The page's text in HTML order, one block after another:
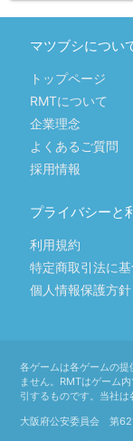
マツブシについ
トップページ
RMTについて
企業理念
よくあるご質問
採用情報
プライバシーと
利用規約
特定商取引法に
個人情報保護方針
各ゲームは各ゲームの
ません。RMTはゲーム
引するものです。当社は
大阪府公安委員会 第